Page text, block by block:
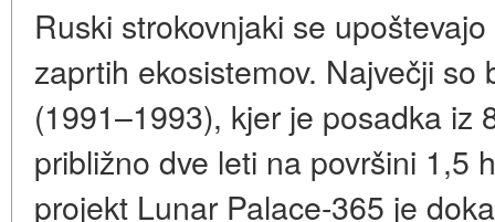
Ruski strokovnjaki se
zaprtih ekosistemov. Največji
(1991–1993), kjer je posadka iz
približno dve leti na površini 1,5
projekt Lunar Palace-365 je